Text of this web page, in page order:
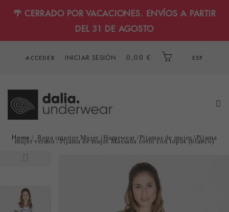
🌴 CERRADO POR VACACIONES. ENVÍOS A PARTIR
DEL 31 DE AGOSTO
ACCEDER INICIAR SESIÓN 0,00 € ESP
Home Ropa interior Mujer Homewear Pijamas de mujer Pijama
mujer verano Pijama de mujer Massana corto con topos (blanco)